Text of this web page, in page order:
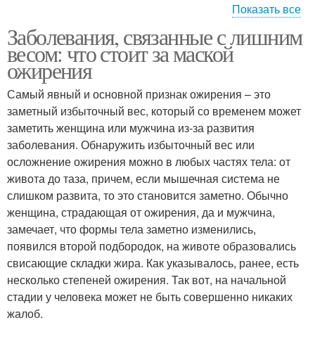
пищеварительной
системы
Веса для
репродуктивной
системы
Вес на сердечно-
сосудистую систему
Показать все
Заболевания, связанные с лишним
весом: что стоит за маской
ожирения
Самый явный и основной признак ожирения – это
заметный избыточный вес, который со временем может
заметить женщина или мужчина из-за развития
заболевания. Обнаружить избыточный вес или
осложнение ожирения можно в любых частях тела: от
живота до таза, причем, если мышечная система не
слишком развита, то это становится заметно. Обычно
женщина, страдающая от ожирения, да и мужчина,
замечает, что формы тела заметно изменились,
появился второй подбородок, на животе образовались
свисающие складки жира. Как указывалось, ранее, есть
несколько степеней ожирения. Так вот, на начальной
стадии у человека может не быть совершенно никаких
жалоб.